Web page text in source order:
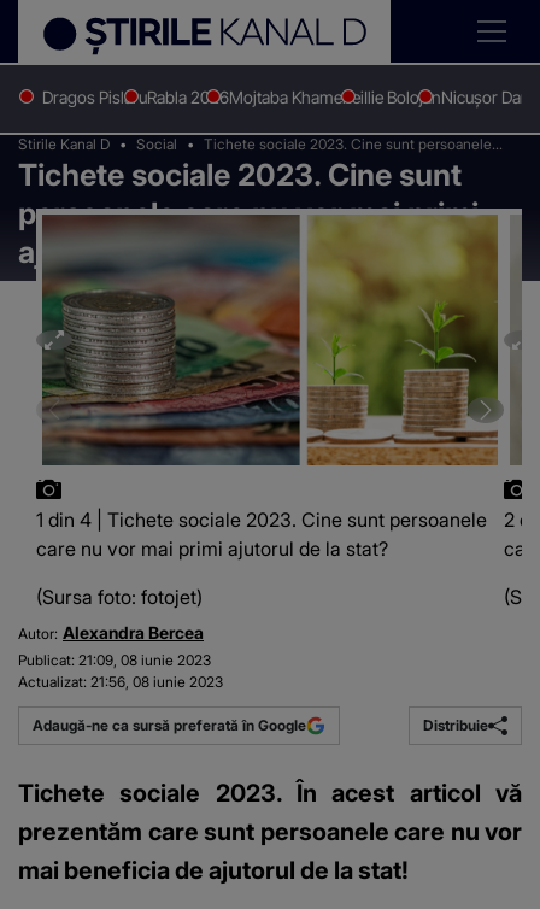
Dragos PislaruRabla 2026Mojtaba KhameneiIlie BolojanNicușor Dan
Stirile Kanal D Social
Tichete sociale 2023. Cine sunt persoanele
care nu vor mai primi ajutorul de la stat?
Tichete sociale 2023. Cine sunt
persoanele care nu vor mai primi
ajutorul de la stat?
1 din 4 | Tichete sociale 2023. Cine sunt persoanele
care nu vor mai primi ajutorul de la stat?
(Sursa foto: fotojet)
2
Autor: Alexandra Bercea
Publicat: 21:09, 08 iunie 2023
Actualizat: 21:56, 08 iunie 2023
Adaugă-ne ca sursă preferată în Google Distribuie
Tichete sociale 2023. În acest articol vă
prezentăm care sunt persoanele care nu vor
mai beneficia de ajutorul de la stat!